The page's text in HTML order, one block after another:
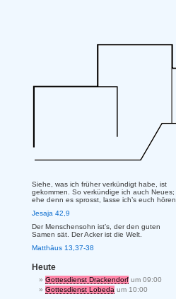
Siehe, was ich früher verkündigt habe, ist
gekommen. So verkündige ich auch Neues;
ehe denn es sprosst, lasse ich’s euch hören.
Jesaja 42,9
Der Menschensohn ist’s, der den guten
Samen sät. Der Acker ist die Welt.
Matthäus 13,37-38
Heute
Gottesdienst Drackendorf um 09:00
Gottesdienst Lobeda um 10:00